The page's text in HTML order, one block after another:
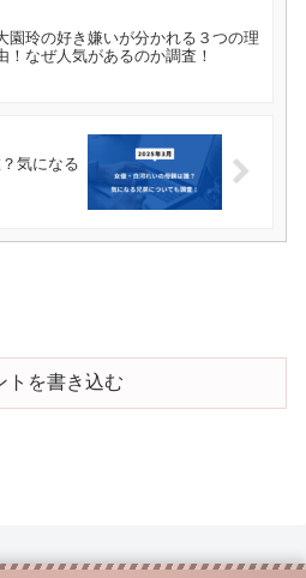
園玲の好き嫌いが分かれる３つの理
！なぜ人気があるのか調査！
気になる
トを書き込む